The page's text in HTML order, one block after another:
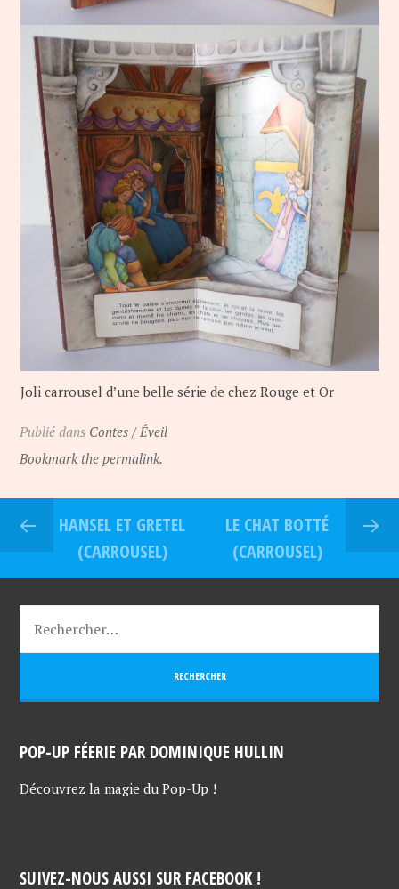
Joli carrousel d’une belle série de chez Rouge et Or
Publié dans Contes / Éveil
Bookmark the permalink.
HANSEL ET GRETEL
(CARROUSEL)
LE CHAT BOTTÉ
(CARROUSEL)
POP-UP FÉERIE PAR DOMINIQUE HULLIN
Découvrez la magie du Pop-Up !
SUIVEZ-NOUS AUSSI SUR FACEBOOK !